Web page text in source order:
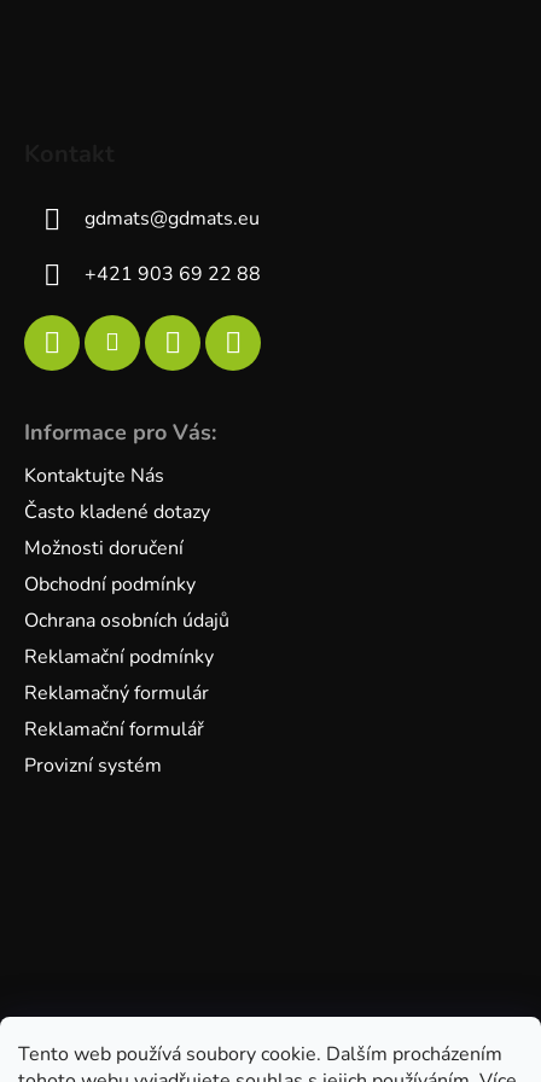
Tento web používá soubory cookie. Dalším procházením
gdmats@gdmats.eu
+421 903 69 22 88
Informace pro Vás:
Kontaktujte Nás
Často kladené dotazy
Možnosti doručení
Obchodní podmínky
Ochrana osobních údajů
Reklamační podmínky
Reklamačný formulár
Reklamační formulář
Provizní systém